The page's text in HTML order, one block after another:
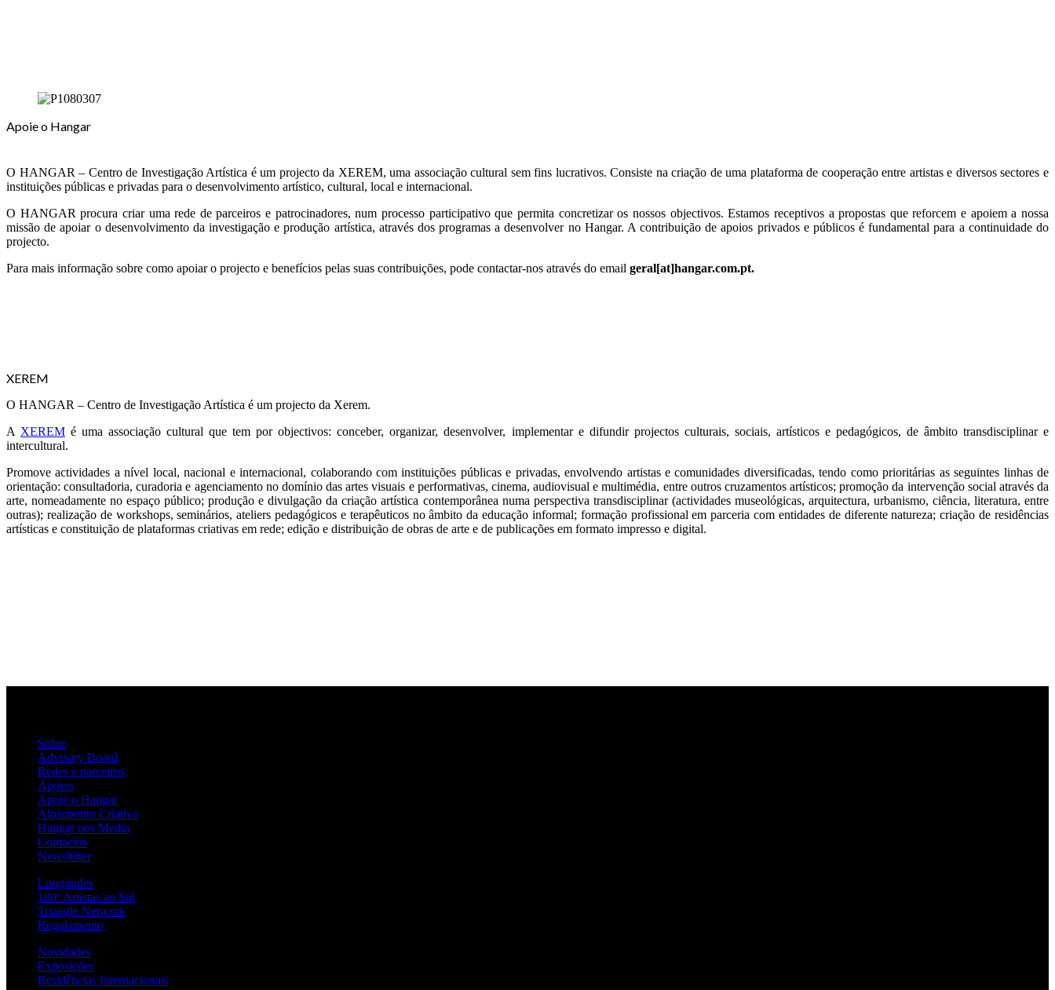
Apoie o Hangar
O HANGAR – Centro de Investigação Artística é um projecto da XEREM, uma associação cultural sem fins lucrativos. Consiste na criação de uma plataforma de cooperação entre artistas e diversos sectores e
instituições públicas e privadas para o desenvolvimento artístico, cultural, local e internacional.
O HANGAR procura criar uma rede de parceiros e patrocinadores, num processo participativo que permita concretizar os nossos objectivos. Estamos receptivos a propostas que reforcem e apoiem a nossa
missão de apoiar o desenvolvimento da investigação e produção artística, através dos programas a desenvolver no Hangar. A contribuição de apoios privados e públicos é fundamental para a continuidade do
projecto.
Para mais informação sobre como apoiar o projecto e benefícios pelas suas contribuições, pode contactar-nos através do email geral[at]hangar.com.pt.
XEREM
O HANGAR – Centro de Investigação Artística é um projecto da Xerem.
A XEREM é uma associação cultural que tem por objectivos: conceber, organizar, desenvolver, implementar e difundir projectos culturais, sociais, artísticos e pedagógicos, de âmbito transdisciplinar e
intercultural.
Promove actividades a nível local, nacional e internacional, colaborando com instituições públicas e privadas, envolvendo artistas e comunidades diversificadas, tendo como prioritárias as seguintes linhas de
orientação: consultadoria, curadoria e agenciamento no domínio das artes visuais e performativas, cinema, audiovisual e multimédia, entre outros cruzamentos artísticos; promoção da intervenção social através da
arte, nomeadamente no espaço público; produção e divulgação da criação artística contemporânea numa perspectiva transdisciplinar (actividades museológicas, arquitectura, urbanismo, ciência, literatura, entre
outras); realização de workshops, seminários, ateliers pedagógicos e terapêuticos no âmbito da educação informal; formação profissional em parceria com entidades de diferente natureza; criação de residências
artísticas e constituição de plataformas criativas em rede; edição e distribuição de obras de arte e de publicações em formato impresso e digital.
Sobre
Advisory Board
Redes e parceiros
Apoios
Apoie o Hangar
Alojamento Criativo
Hangar nos Media
Contactos
Newsletter
Longitudes
180º Artistas ao Sul
Triangle Network
Regulamento
Novidades
Exposições
Residências Internacionais